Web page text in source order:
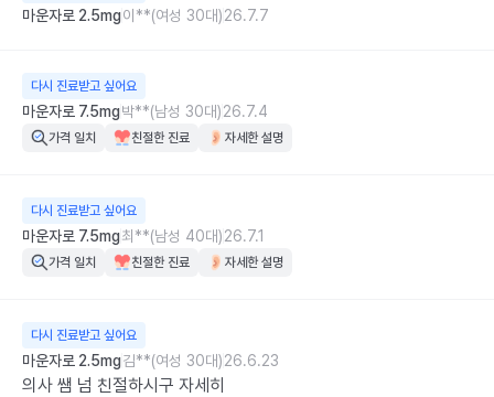
마운자로 2.5mg이**(여성 30대)26.7.7
다시 진료받고 싶어요
마운자로 7.5mg박**(남성 30대)26.7.4
가격 일치 친절한 진료 자세한 설명
다시 진료받고 싶어요
마운자로 7.5mg최**(남성 40대)26.7.1
가격 일치 친절한 진료 자세한 설명
다시 진료받고 싶어요
마운자로 2.5mg김**(여성 30대)26.6.23
의사 쌤 넘 친절하시구 자세히